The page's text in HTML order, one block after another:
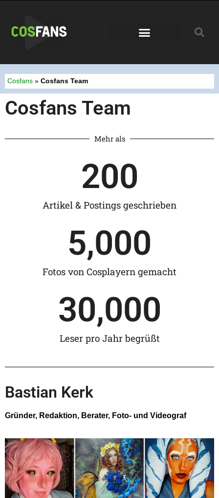
Cosfans » Cosfans Team
Cosfans Team
Mehr als
Artikel & Postings geschrieben
200
Fotos von Cosplayern gemacht
5,000
Leser pro Jahr begrüßt
30,000
Bastian Kerk
Gründer, Redaktion, Berater, Foto- und Videograf